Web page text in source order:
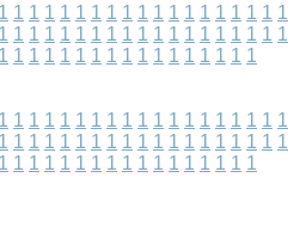
1 1 1 1 1 1 1 1 1 1 1 1 1 1 1 1 1 1 1
1 1 1 1 1 1 1 1 1 1 1 1 1 1 1 1 1 1 1
1 1 1 1 1 1 1 1 1 1 1 1 1 1 1 1 1
1 1 1 1 1 1 1 1 1 1 1 1 1 1 1 1 1 1 1
1 1 1 1 1 1 1 1 1 1 1 1 1 1 1 1 1 1 1
1 1 1 1 1 1 1 1 1 1 1 1 1 1 1 1 1